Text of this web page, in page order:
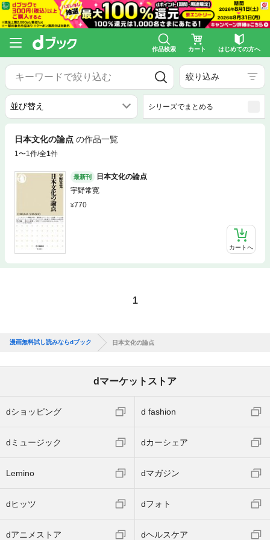
作品検索 カート はじめての方へ
絞り込み
シリーズでまとめる
日本文化の論点 の作品一覧
1〜1件/全1件
最新刊
日本文化の論点
宇野常寛
770
カートへ
1
漫画無料試し読みならdブック 日本文化の論点
dマーケットストア
dショッピング d fashion
dミュージック dカーシェア
Lemino dマガジン
dヒッツ dフォト
dアニメストア dヘルスケア